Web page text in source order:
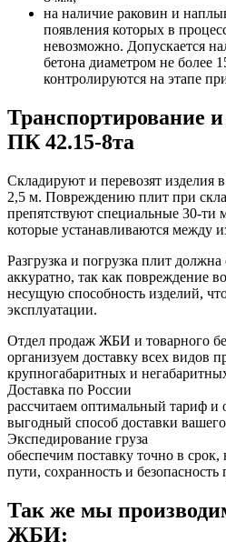
на наличие раковин и
появления которых в
невозможно. Допускается
бетона диаметром не более
контролируются на этапе
Транспортирование
ПК 42.15-8та
Складируют и перевозят изделия
2,5 м. Повреждению плит при
препятствуют специальные 30-ти
которые устанавливаются между
Разгрузка и погрузка плит должна
аккуратно, так как повреждение
несущую способность изделий,
эксплуатации.
Отдел продаж ЖБИ и товарного
организуем доставку всех видов
крупногабаритных и
Доставка по России
рассчитаем оптимальный тариф и
выгодный способ доставки вашего
Экспедирование груза
обеспечим поставку точно в
пути, сохранность и безопасность
Так же мы
ЖБИ: